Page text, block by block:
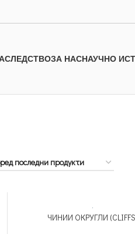
ЗА НАСНАУЧНО
НЕМА ЗАЛИХАЧИНИИ ОКРУГЛИ